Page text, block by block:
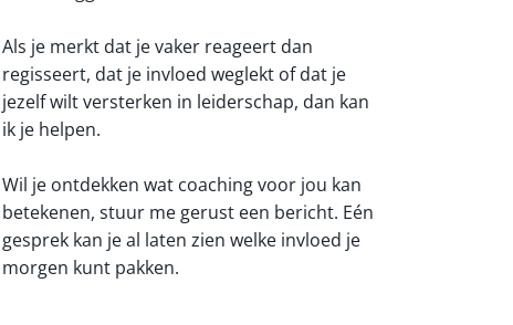
Als je merkt dat je vaker reageert dan
regisseert, dat je invloed weglekt of dat je
jezelf wilt versterken in leiderschap, dan kan
ik je helpen.
Wil je ontdekken wat coaching voor jou kan
betekenen, stuur me gerust een bericht. Eén
gesprek kan je al laten zien welke invloed je
morgen kunt pakken.